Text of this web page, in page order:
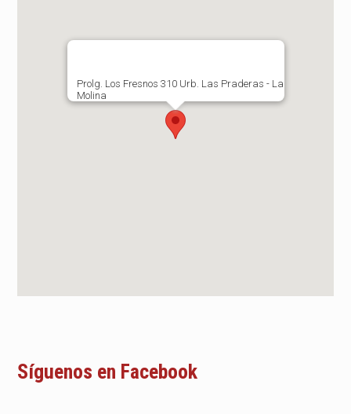
Prolg. Los Fresnos 310 Urb. Las Praderas - La
Molina
Síguenos en Facebook